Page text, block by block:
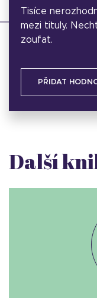
Tisíce
mezi tituly.
zoufat.
PŘIDAT
Další